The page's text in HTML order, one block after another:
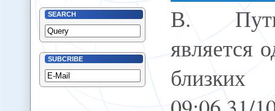
SEARCH
SUBCRIBE
В.
является